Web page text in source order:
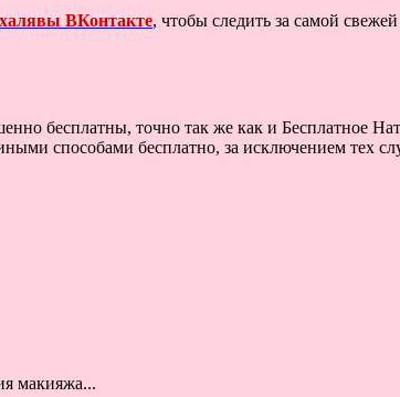
ВКонтакте, чтобы следить за самой
бесплатны, точно так же как и Бесплатное
способами бесплатно, за исключением тех
макияжа...